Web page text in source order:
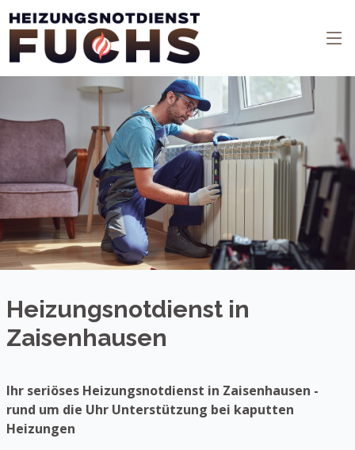
Heizungsnotdienst in
Zaisenhausen
Ihr seriöses Heizungsnotdienst in Zaisenhausen -
rund um die Uhr Unterstützung bei kaputten
Heizungen